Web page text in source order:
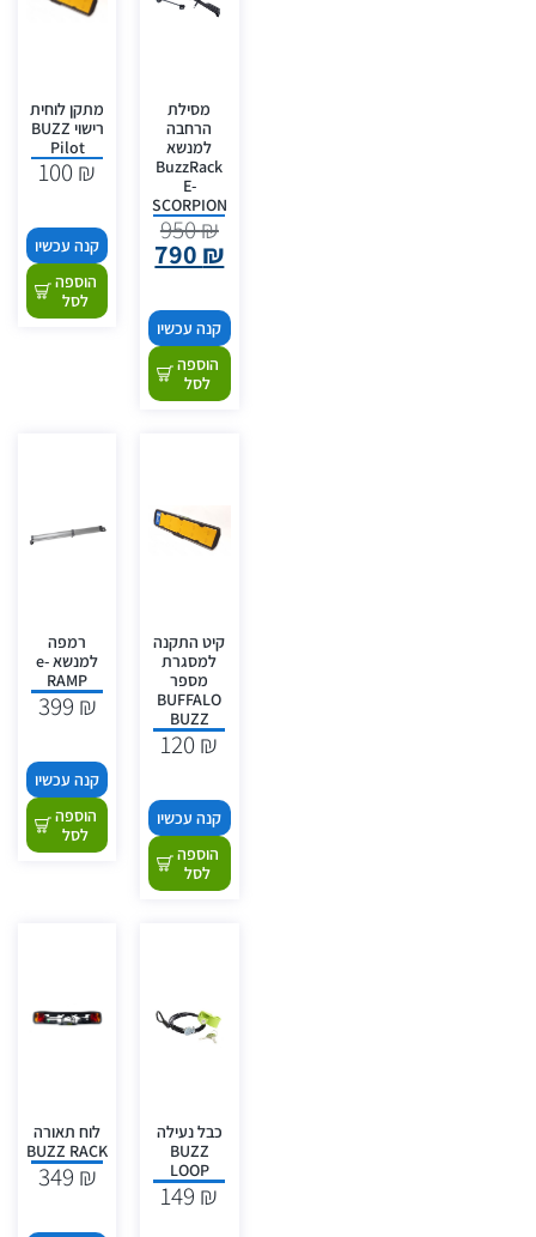
מסילת
הרחבה
למנשא
BuzzRack
E-
SCORPION
950₪
790 ₪
קנה עכשיו
הוספה
לסל
מתקן לוחית
רישוי BUZZ
Pilot
100₪
קנה עכשיו
הוספה
לסל
קיט התקנה
למסגרת
מספר
BUFFALO
BUZZ
120₪
קנה עכשיו
הוספה
לסל
רמפה
למנשא e-
RAMP
399 ₪
קנה עכשיו
הוספה
לסל
כבל נעילה
BUZZ
LOOP
149 ₪
לוח תאורה
BUZZ RACK
349 ₪